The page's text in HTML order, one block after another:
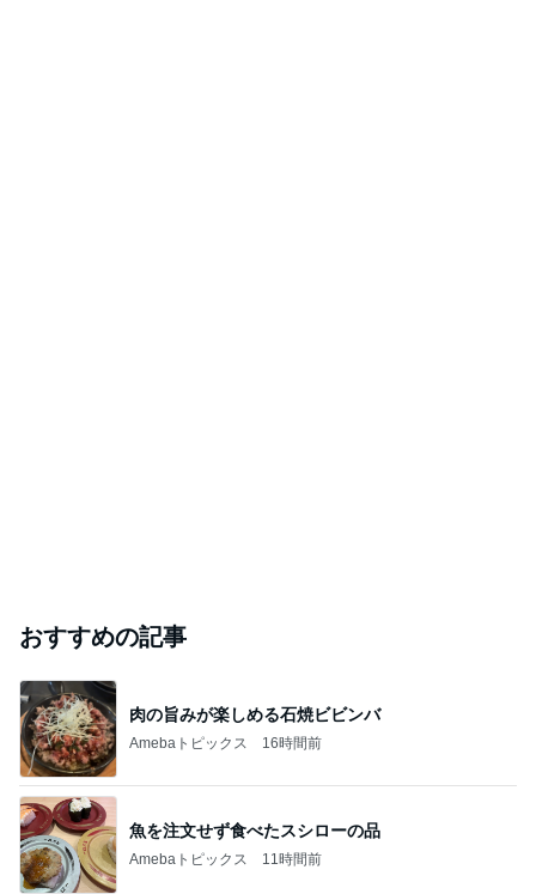
おすすめの記事
肉の旨みが楽しめる石焼ビビンバ
Amebaトピックス 16時間前
魚を注文せず食べたスシローの品
Amebaトピックス 11時間前